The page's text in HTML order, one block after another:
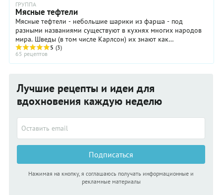
ГРУППА
Мясные тефтели
Мясные тефтели - небольшие шарики из фарша - под
разными названиями существуют в кухнях многих народов
мира. Шведы (в том числе Карлсон) их знают как
фрикадельки (Frikadeller), сицилийцы — как ...
5 (3)
65 рецептов
Лучшие рецепты и идеи для
вдохновения каждую неделю
Подписаться
Нажимая на кнопку, я соглашаюсь получать информационные и
рекламные материалы